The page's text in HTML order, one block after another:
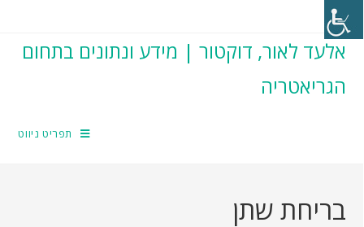
אלעד לאור, דוקטור | מידע ונתונים בתחום
הגריאטריה
תפריט ניווט
בריחת שתן